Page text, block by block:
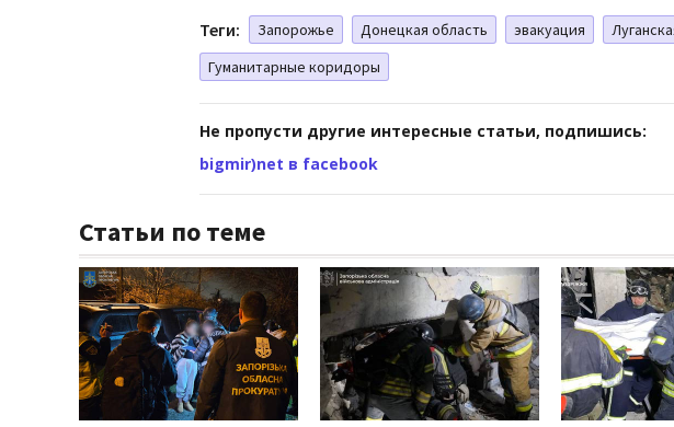
Теги: Запорожье Донецкая область эвакуация
Гуманитарные коридоры
Не пропусти другие интересные статьи, подпишись:
bigmir)net в facebook
Статьи по теме